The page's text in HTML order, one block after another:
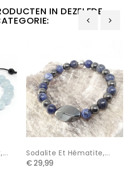
IN DEZELFDE
Sodalite Et Hématite,...
€ 29,99